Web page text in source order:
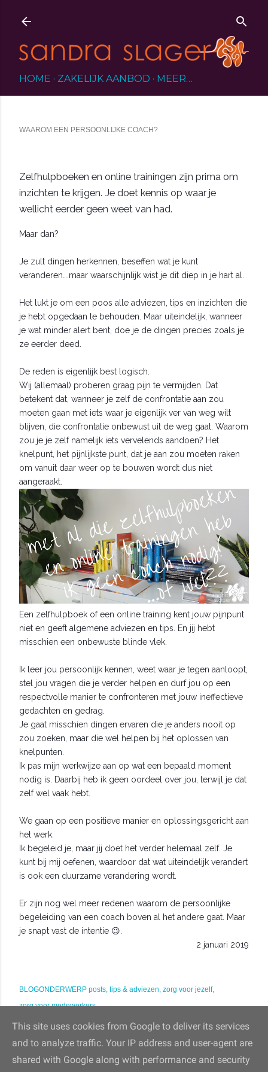
HOME ZAKELIJK AANBOD MEER…
WAAROM EEN PERSOONLIJKE COACH?
Zelfhulpboeken en online trainingen zijn prima om
inzichten te krijgen. Je doet kennis op waar je
wellicht eerder geen weet van had.
Maar dan?
Je zult dingen herkennen, beseffen wat je kunt
veranderen….maar waarschijnlijk wist je dit diep in je hart al.
Het lukt je om een poos alle adviezen, tips en inzichten die
je hebt opgedaan te behouden. Maar uiteindelijk, wanneer
je wat minder alert bent, doe je de dingen precies zoals je
ze eerder deed.
De reden is eigenlijk best logisch.
Wij (allemaal) proberen graag pijn te vermijden. Dat
betekent dat, wanneer je zelf de confrontatie aan zou
moeten gaan met iets waar je eigenlijk ver van weg wilt
blijven, die confrontatie onbewust uit de weg gaat. Waarom
zou je je zelf namelijk iets vervelends aandoen? Het
knelpunt, het pijnlijkste punt, dat je aan zou moeten raken
om vanuit daar weer op te bouwen wordt dus niet
aangeraakt.
Een zelfhulpboek of een online training kent jouw pijnpunt
niet en geeft algemene adviezen en tips. En jij hebt
misschien een onbewuste blinde vlek.
Ik leer jou persoonlijk kennen, weet waar je tegen aanloopt,
stel jou vragen die je verder helpen en durf jou op een
respectvolle manier te confronteren met jouw ineffectieve
gedachten en gedrag.
Je gaat misschien dingen ervaren die je anders nooit op
zou zoeken, maar die wel helpen bij het oplossen van
knelpunten.
Ik pas mijn werkwijze aan op wat een bepaald moment
nodig is. Daarbij heb ik geen oordeel over jou, terwijl je dat
zelf wel vaak hebt.
We gaan op een positieve manier en oplossingsgericht aan
het werk.
Ik begeleid je, maar jij doet het verder helemaal zelf. Je
kunt bij mij oefenen, waardoor dat wat uiteindelijk verandert
is ook een duurzame verandering wordt.
Er zijn nog wel meer redenen waarom de persoonlijke
begeleiding van een coach boven al het andere gaat. Maar
je snapt vast de intentie 😉
2 januari 2019
BLOGONDERWERP posts tips & adviezen zorg voor jezelf
zorg voor medewerkers
This site uses cookies from Google to deliver its services
and to analyze traffic. Your IP address and user-agent are
shared with Google along with performance and security